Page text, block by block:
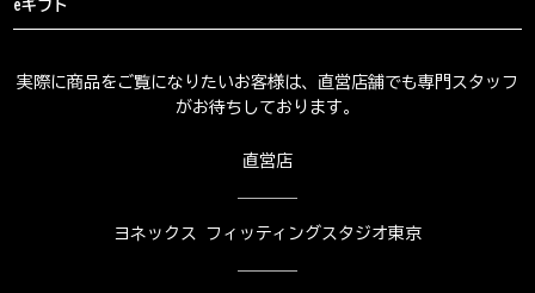
eギフト
実際に商品をご覧になりたいお客様は、直営店舗でも専門スタッフ
がお待ちしております。
直営店
ヨネックス フィッティングスタジオ東京